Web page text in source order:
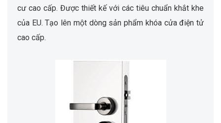
cư cao cấp. Được thiết kế với các tiêu chuẩn khắt khe
của EU. Tạo lên một dòng sản phẩm khóa cửa điện tử
cao cấp.